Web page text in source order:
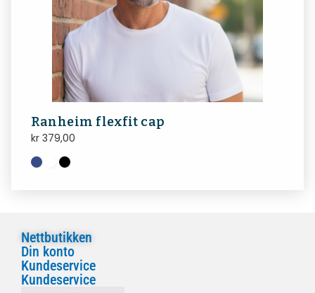
Ranheim flexfit cap
kr 379,00
Nettbutikken
Din konto
Kundeservice
Kundeservice